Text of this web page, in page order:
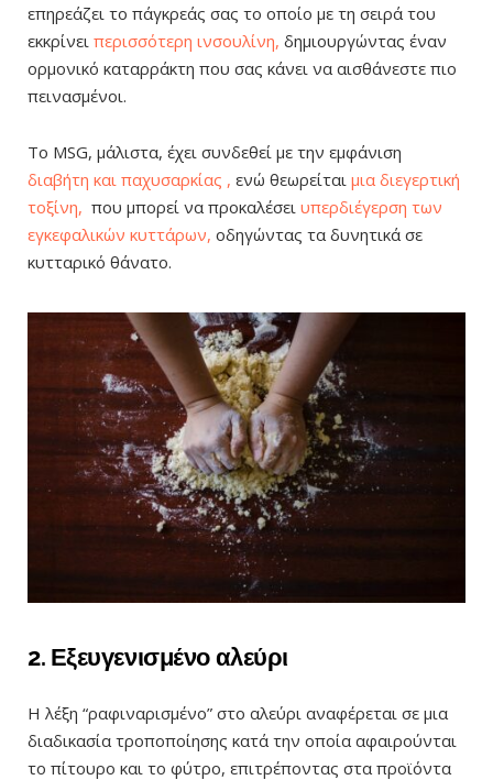
επηρεάζει το πάγκρεάς σας το οποίο με τη σειρά του
εκκρίνει περισσότερη ινσουλίνη, δημιουργώντας έναν
ορμονικό καταρράκτη που σας κάνει να αισθάνεστε πιο
πεινασμένοι.
Το MSG, μάλιστα, έχει συνδεθεί με την εμφάνιση
διαβήτη και παχυσαρκίας , ενώ θεωρείται μια διεγερτική
τοξίνη, που μπορεί να προκαλέσει υπερδιέγερση των
εγκεφαλικών κυττάρων, οδηγώντας τα δυνητικά σε
κυτταρικό θάνατο.
2. Εξευγενισμένο αλεύρι
Η λέξη “ραφιναρισμένο” στο αλεύρι αναφέρεται σε μια
διαδικασία τροποποίησης κατά την οποία αφαιρούνται
το πίτουρο και το φύτρο, επιτρέποντας στα προϊόντα